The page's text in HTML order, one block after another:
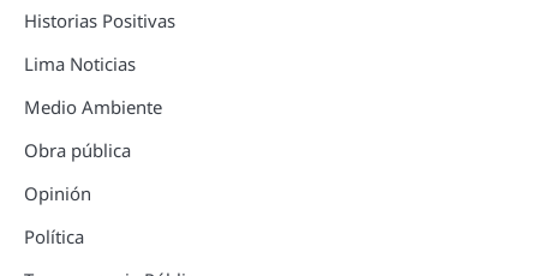
Historias Positivas
Lima Noticias
Medio Ambiente
Obra pública
Opinión
Política